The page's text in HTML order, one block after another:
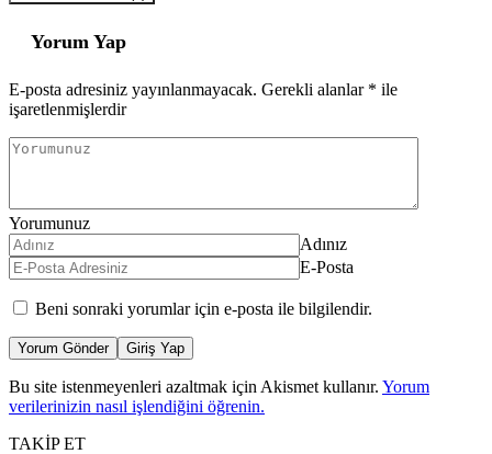
Yorum Yap
E-posta adresiniz yayınlanmayacak. Gerekli alanlar * ile
işaretlenmişlerdir
Yorumunuz
Adınız
E-Posta
Beni sonraki yorumlar için e-posta ile bilgilendir.
Yorum Gönder Giriş Yap
Bu site istenmeyenleri azaltmak için Akismet kullanır. Yorum
verilerinizin nasıl işlendiğini öğrenin.
TAKİP ET